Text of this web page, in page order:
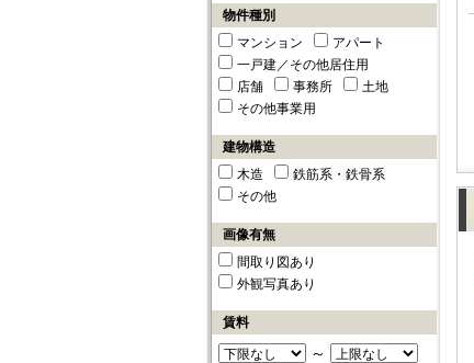
物件種別
マンション
アパート
一戸建／その他居住用
店舗
事務所
土地
その他事業用
建物構造
木造
鉄筋系・鉄骨系
その他
画像有無
間取り図あり
外観写真あり
賃料
～